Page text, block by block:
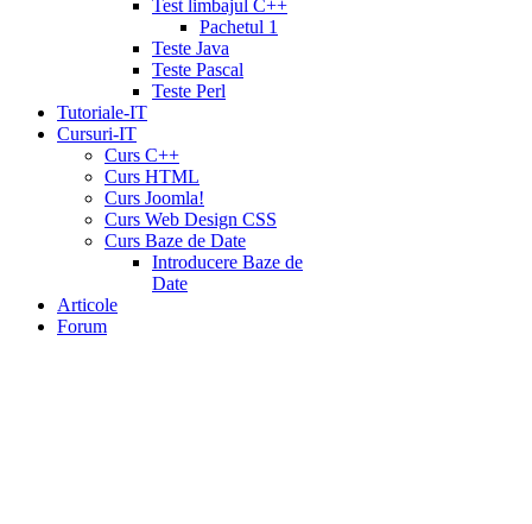
Test limbajul C++
Pachetul 1
Teste Java
Teste Pascal
Teste Perl
Tutoriale-IT
Cursuri-IT
Curs C++
Curs HTML
Curs Joomla!
Curs Web Design CSS
Curs Baze de Date
Introducere Baze de
Date
Articole
Forum